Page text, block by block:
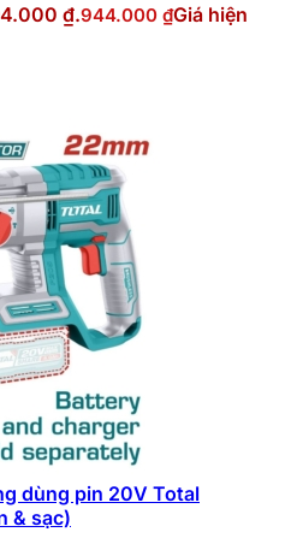
₫.944.000 ₫Giá hiện
dùng pin 20V Total
& sạc)